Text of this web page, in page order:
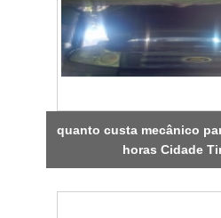
quanto custa mecânico
horas Cidade